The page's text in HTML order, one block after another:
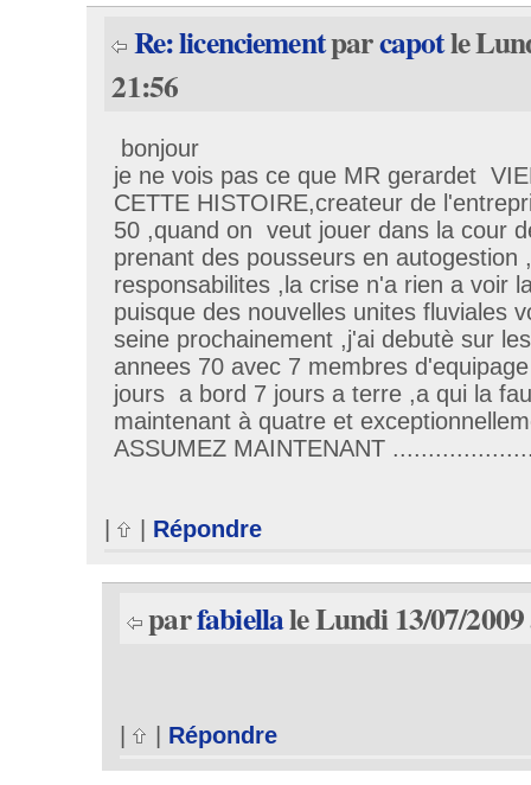
Re: licenciementparcapotle
21:56
bonjour
je ne vois pas ce que MR gerardet
CETTE HISTOIRE,createur de
50 ,quand on veut jouer dans la cour
prenant des pousseurs en autogestion
responsabilites ,la crise n'a rien a voir
puisque des nouvelles unites fluviales
seine prochainement ,j'ai debutè sur
annees 70 avec 7 membres
jours a bord 7 jours a terre ,a qui la
maintenant à quatre et
ASSUMEZ MAINTENANT
| Répondre
parfabiellale Lundi 13/07/2009
| Répondre